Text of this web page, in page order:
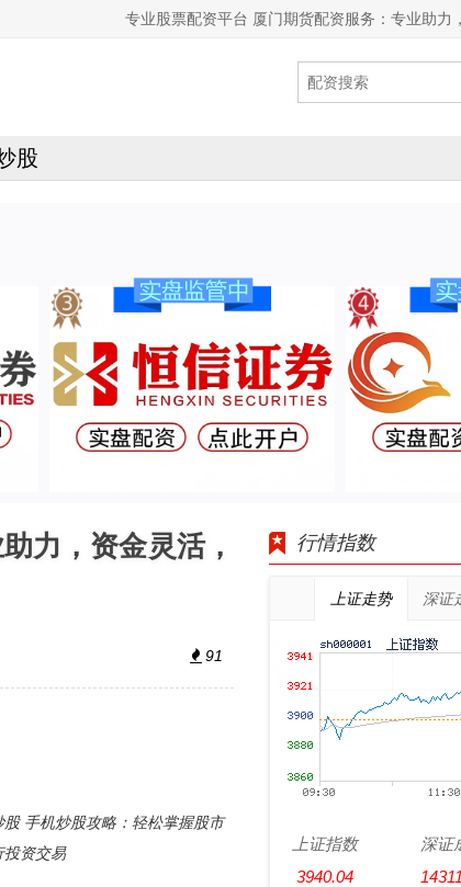
专业股票配资平台 厦门期货配资服务：专业助力
股
力，资金灵活，
91
股 手机炒股攻略：轻松掌握股市
资交易
行情指数
上证走势 深证
上证指数
3940.04
深证